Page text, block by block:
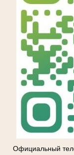
Официальный